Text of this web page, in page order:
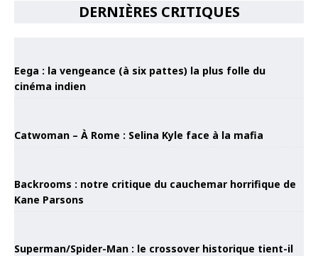
DERNIÈRES CRITIQUES
Eega : la vengeance (à six pattes) la plus folle du
cinéma indien
Catwoman – À Rome : Selina Kyle face à la mafia
Backrooms : notre critique du cauchemar horrifique de
Kane Parsons
Superman/Spider-Man : le crossover historique tient-il